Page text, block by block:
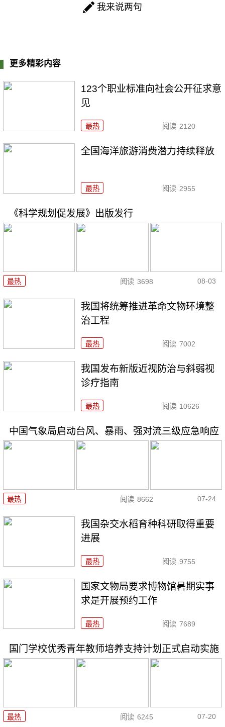
我来说两句
更多精彩内容
123个职业标准向社会公开征求意
见
最热 阅读 2120
全国海洋旅游消费潜力持续释放
最热 阅读 2955
《科学规划促发展》出版发行
最热 阅读 3698 08-03
我国将统筹推进革命文物环境整
治工程
最热 阅读 7002
我国发布新版近视防治与斜弱视
诊疗指南
最热 阅读 10626
中国气象局启动台风、暴雨、强对流三级应急响应
最热 阅读 8662 07-24
我国杂交水稻育种科研取得重要
进展
最热 阅读 9755
国家文物局要求博物馆暑期实事
求是开展预约工作
最热 阅读 7689
国门学校优秀青年教师培养支持计划正式启动实施
最热 阅读 6245 07-20